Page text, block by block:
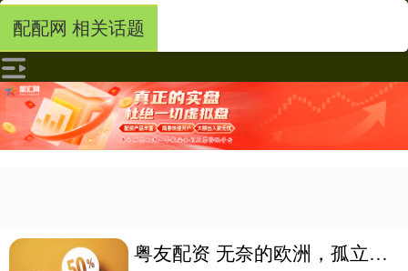
配配网 相关话题
粤友配资 无奈的欧洲，孤立的美国